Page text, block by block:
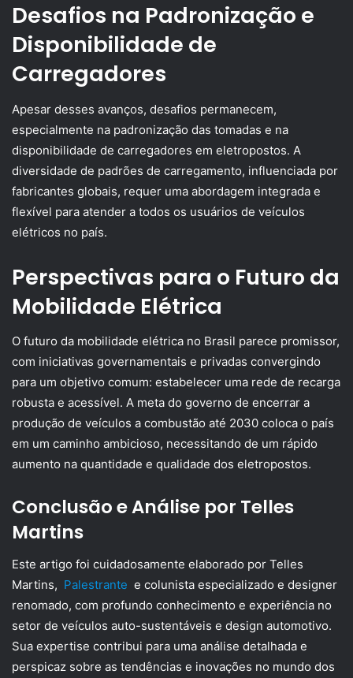
Desafios na Padronização e
Disponibilidade de
Carregadores
Apesar desses avanços, desafios permanecem,
especialmente na padronização das tomadas e na
disponibilidade de carregadores em eletropostos. A
diversidade de padrões de carregamento, influenciada por
fabricantes globais, requer uma abordagem integrada e
flexível para atender a todos os usuários de veículos
elétricos no país.
Perspectivas para o Futuro da
Mobilidade Elétrica
O futuro da mobilidade elétrica no Brasil parece promissor,
com iniciativas governamentais e privadas convergindo
para um objetivo comum: estabelecer uma rede de recarga
robusta e acessível. A meta do governo de encerrar a
produção de veículos a combustão até 2030 coloca o país
em um caminho ambicioso, necessitando de um rápido
aumento na quantidade e qualidade dos eletropostos.
Conclusão e Análise por Telles
Martins
Este artigo foi cuidadosamente elaborado por Telles
Martins, Palestrante e colunista especializado e designer
renomado, com profundo conhecimento e experiência no
setor de veículos auto-sustentáveis e design automotivo.
Sua expertise contribui para uma análise detalhada e
perspicaz sobre as tendências e inovações no mundo dos